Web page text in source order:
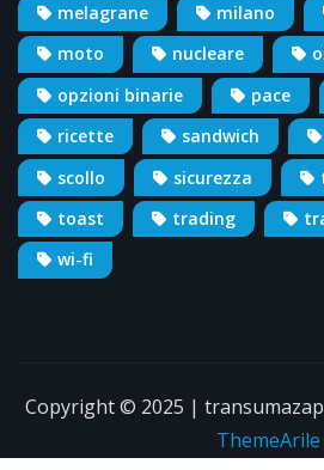
melagrane
milano
moto
nucleare
opzioni binarie
pace
ricette
sandwich
scollo
sicurezza
toast
trading
wi-fi
Copyright © 2025 |
ThemeArile